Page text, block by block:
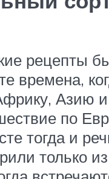
рецепты
времена,
Азию
по
тогда и
только